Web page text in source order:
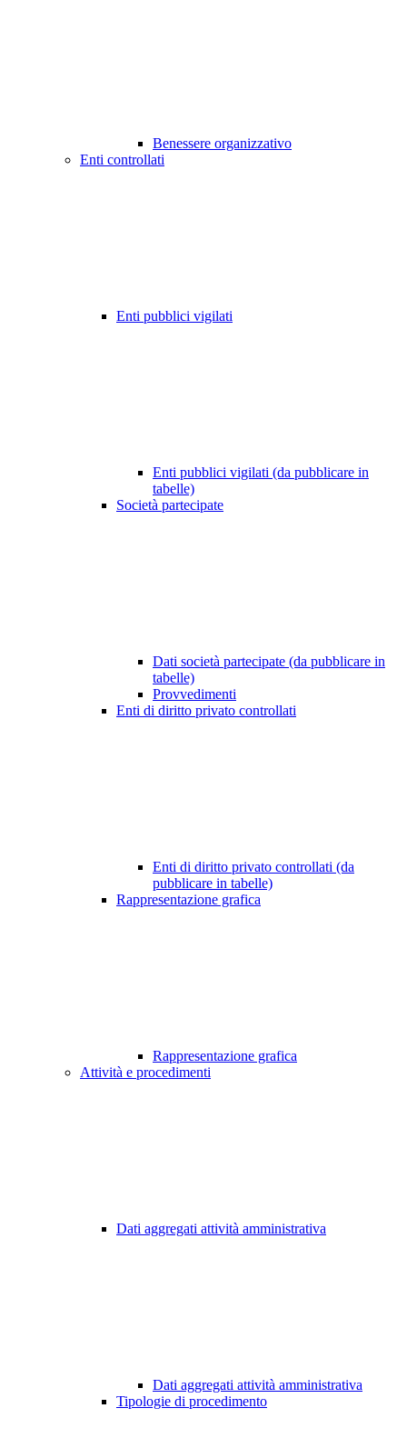
Benessere organizzativo
Enti controllati
Enti pubblici vigilati
Enti pubblici vigilati (da pubblicare in
tabelle)
Società partecipate
Dati società partecipate (da pubblicare in
tabelle)
Provvedimenti
Enti di diritto privato controllati
Enti di diritto privato controllati (da
pubblicare in tabelle)
Rappresentazione grafica
Rappresentazione grafica
Attività e procedimenti
Dati aggregati attività amministrativa
Dati aggregati attività amministrativa
Tipologie di procedimento